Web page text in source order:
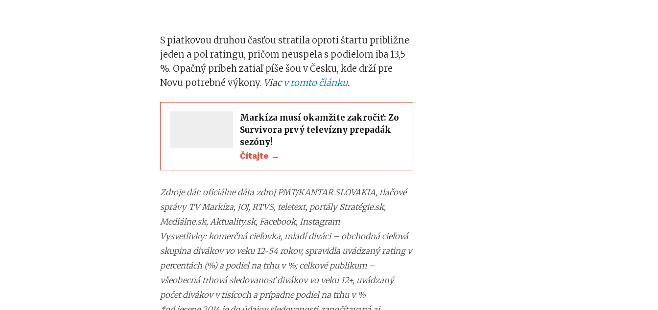
S piatkovou druhou časťou stratila oproti štartu približne
jeden a pol ratingu, pričom neuspela s podielom iba 13,5
%. Opačný príbeh zatiaľ píše šou v Česku, kde drží pre
Novu potrebné výkony. Viacv tomto článku.
Markíza musí okamžite zakročiť: Zo
Survivora prvý televízny prepadák
sezóny!
Čítajte →
Zdroje dát: oficiálne dáta zdroj PMT/KANTAR SLOVAKIA, tlačové
správy TV Markíza, JOJ, RTVS, teletext, portály Stratégie.sk,
Mediálne.sk, Aktuality.sk, Facebook, Instagram
Vysvetlivky: komerčná cieľovka, mladí diváci – obchodná cieľová
skupina divákov vo veku 12-54 rokov, spravidla uvádzaný rating v
percentách (%) a podiel na trhu v %; celkové publikum –
všeobecná trhová sledovanosť divákov vo veku 12+, uvádzaný
počet divákov v tisícoch a prípadne podiel na trhu v %